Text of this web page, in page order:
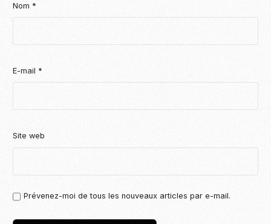
Nom *
E-mail *
Site web
Prévenez-moi de tous les nouveaux articles par e-mail.